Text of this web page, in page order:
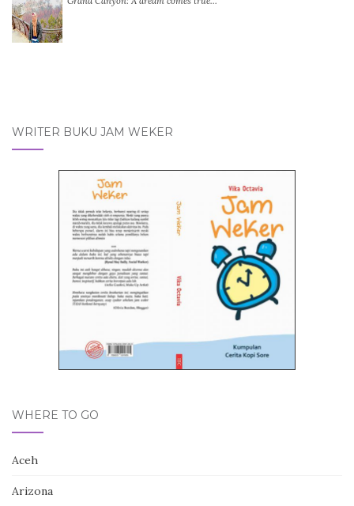
WRITER BUKU JAM WEKER
WHERE TO GO
Aceh
Arizona